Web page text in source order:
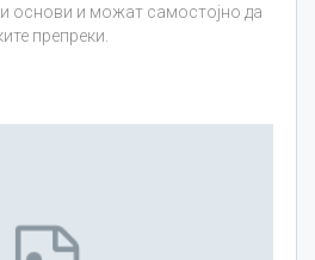
основи и можат самостојно да
препреки.